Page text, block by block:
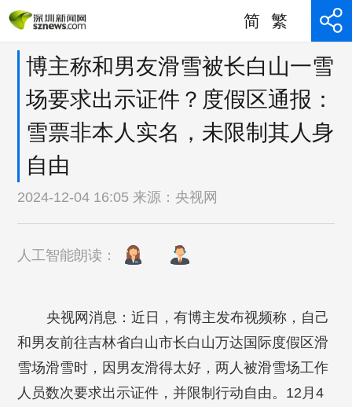
简 繁
博主称和男友滑雪被长白山一雪
场要求出示证件？度假区通报：
雪票非本人实名，未限制其人身
自由
2024-12-04 16:05 来源： 央视网
人工智能朗读：
央视网消息：近日，有博主发布视频称，自己
和男友前往吉林省白山市长白山万达国际度假区滑
雪场滑雪时，因男友滑得太好，两人被滑雪场工作
人员数次要求出示证件，并限制行动自由。12月4